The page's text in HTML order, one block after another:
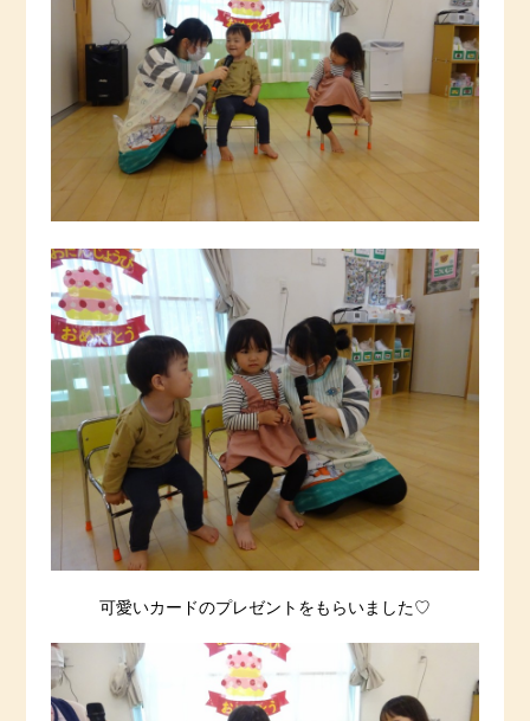
可愛いカードのプレゼントをもらいました♡